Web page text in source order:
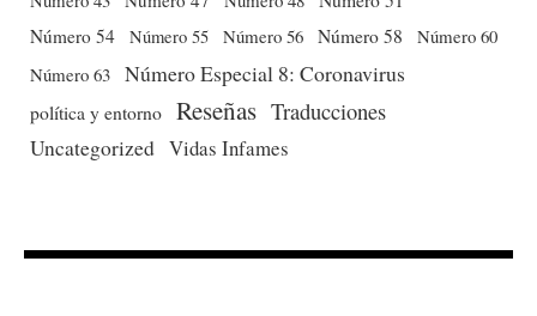
Número 54 Número 55 Número 56 Número 58
Número 60
Número 63 Número Especial 8: Coronavirus
política y entorno Reseñas Traducciones
Uncategorized Vidas Infames